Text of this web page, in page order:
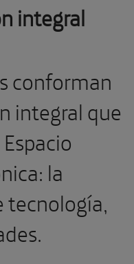
integral
conforman
integral que
la
tecnología,